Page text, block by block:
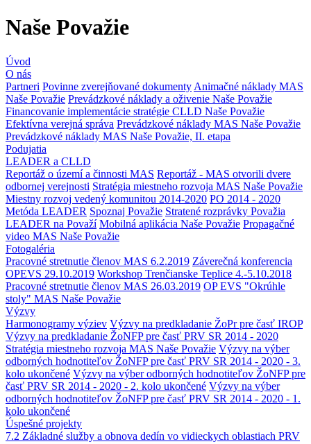
Naše Považie
Úvod
O nás
Partneri Povinne zverejňované dokumenty Animačné náklady MAS
Naše Považie Prevádzkové náklady a oživenie Naše Považie
Financovanie implementácie stratégie CLLD Naše Považie
Efektívna verejná správa Prevádzkové náklady MAS Naše Považie
Prevádzkové náklady MAS Naše Považie, II. etapa
Podujatia
LEADER a CLLD
Reportáž o území a činnosti MAS Reportáž - MAS otvorili dvere
odbornej verejnosti Stratégia miestneho rozvoja MAS Naše Považie
Miestny rozvoj vedený komunitou 2014-2020 PO 2014 - 2020
Metóda LEADER Spoznaj Považie Stratené rozprávky Považia
LEADER na Považí Mobilná aplikácia Naše Považie Propagačné
video MAS Naše Považie
Fotogaléria
Pracovné stretnutie členov MAS 6.2.2019 Záverečná konferencia
OPEVS 29.10.2019 Workshop Trenčianske Teplice 4.-5.10.2018
Pracovné stretnutie členov MAS 26.03.2019 OP EVS "Okrúhle
stoly" MAS Naše Považie
Výzvy
Harmonogramy výziev Výzvy na predkladanie ŽoPr pre časť IROP
Výzvy na predkladanie ŽoNFP pre časť PRV SR 2014 - 2020
Stratégia miestneho rozvoja MAS Naše Považie Výzvy na výber
odborných hodnotiteľov ŽoNFP pre časť PRV SR 2014 - 2020 - 3.
kolo ukončené Výzvy na výber odborných hodnotiteľov ŽoNFP pre
časť PRV SR 2014 - 2020 - 2. kolo ukončené Výzvy na výber
odborných hodnotiteľov ŽoNFP pre časť PRV SR 2014 - 2020 - 1.
kolo ukončené
Úspešné projekty
7.2 Základné služby a obnova dedín vo vidieckych oblastiach PRV